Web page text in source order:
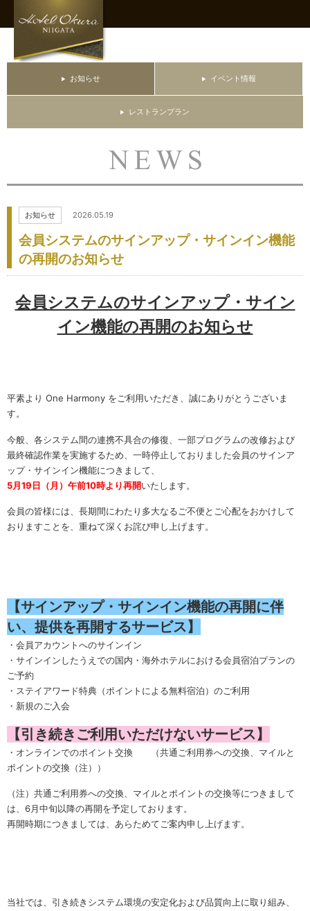
お知らせ イベント情報
レストランプラン
お知らせ 2026.05.19
会員システムのサインアップ・サインイン機能
の再開のお知らせ
会員システムのサインアップ・サイン
イン機能の再開のお知らせ
平素より One Harmony をご利用いただき、誠にありがとうございま
す。
今般、各システム間の連携不具合の修復、一部プログラムの改修および
最終確認作業を実施するため、一時停止しておりました会員のサインア
ップ・サインイン機能につきまして、
5月19日（月）午前10時より再開いたします。
会員の皆様には、長期間にわたり多大なるご不便とご心配をおかけして
おりますことを、重ねて深くお詫び申し上げます。
【サインアップ・サインイン機能の再開に伴
い、提供を再開するサービス】
・会員アカウントへのサインイン
・サインインしたうえでの国内・海外ホテルにおける会員宿泊プランの
ご予約
・ステイアワード特典（ポイントによる無料宿泊）のご利用
・新規のご入会
【引き続きご利用いただけないサービス】
・オンラインでのポイント交換 （共通ご利用券への交換、マイルと
ポイントの交換（注））
（注）共通ご利用券への交換、マイルとポイントの交換等につきまして
は、6月中旬以降の再開を予定しております。
再開時期につきましては、あらためてご案内申し上げます。
当社では、引き続きシステム環境の安定化および品質向上に取り組み、